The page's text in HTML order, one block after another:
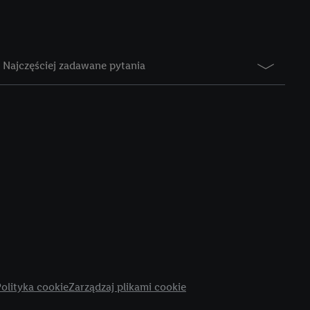
Najczęściej zadawane pytania
cookieZarządzaj plikami cookie
jednym z wyżej
możemy
rozpoznać
przetwarzać adres e-
adresu IP. Jeśli
użyciu adresu IP i
usług Lidl. W
Zgodę na